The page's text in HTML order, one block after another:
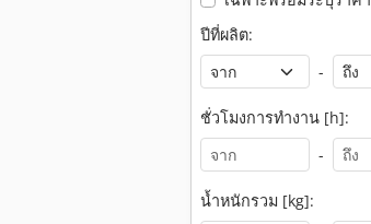
ปีที่ผลิต:
-
ชั่วโมงการทำงาน [h]:
-
น้ำหนักรวม [kg]: